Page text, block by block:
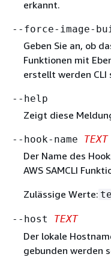
erkannt.
--force-image-
Geben Sie an, ob
Funktionen mit
erstellt werden CLI
--help
Zeigt diese
--hook-name TEXT
Der Name des
AWS SAMCLI
Zulässige Werte:
--host TEXT
Der lokale
gebunden werden